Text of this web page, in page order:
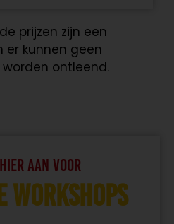
prijzen zijn een
er kunnen geen
ontleend.
aan voor
workshops